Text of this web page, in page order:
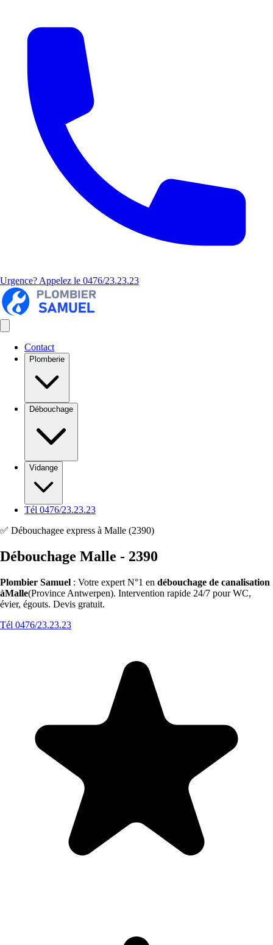
Urgence? Appelez le 0476/23.23.23
Contact
Plomberie
Débouchage
Vidange
Tél 0476/23.23.23
✅ Débouchagee express à Malle (2390)
Débouchage Malle - 2390
Plombier Samuel : Votre expert N°1 en débouchage de canalisation
àMalle(Province Antwerpen). Intervention rapide 24/7 pour WC,
évier, égouts. Devis gratuit.
Tél 0476/23.23.23